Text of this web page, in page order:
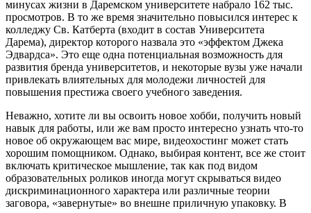
минусах жизни в Даремском университете набрало 162 тыс.
просмотров. В то же время значительно повысился интерес к
колледжу Св. Катберта (входит в состав Университета
Дарема), директор которого назвала это «эффектом Джека
Эдвардса». Это еще одна потенциальная возможность для
развития бренда университетов, и некоторые вузы уже начали
привлекать влиятельных для молодежи личностей для
повышения престижа своего учебного заведения.
Неважно, хотите ли вы освоить новое хобби, получить новый
навык для работы, или же вам просто интересно узнать что-то
новое об окружающем вас мире, видеохостинг может стать
хорошим помощником. Однако, выбирая контент, все же стоит
включать критическое мышление, так как под видом
образовательных роликов иногда могут скрываться видео
дискриминационного характера или различные теории
заговора, «завернутые» во внешне приличную упаковку. В